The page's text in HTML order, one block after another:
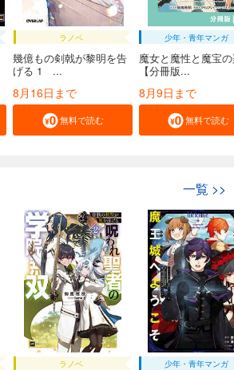
ラノベ
幾億もの剣戟が黎明を告
げる 1 ...
8月16日まで
無料で読む
少年・青年マンガ
魔女と魔性と魔宝
【分冊版...
8月9日まで
無料で読む
一覧 >>
ラノベ 少年・青年マンガ